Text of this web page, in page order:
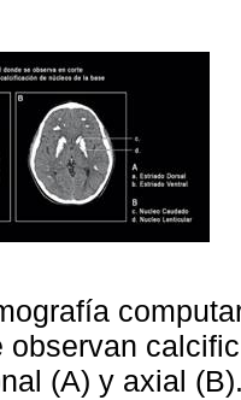
observan
(A) y axial